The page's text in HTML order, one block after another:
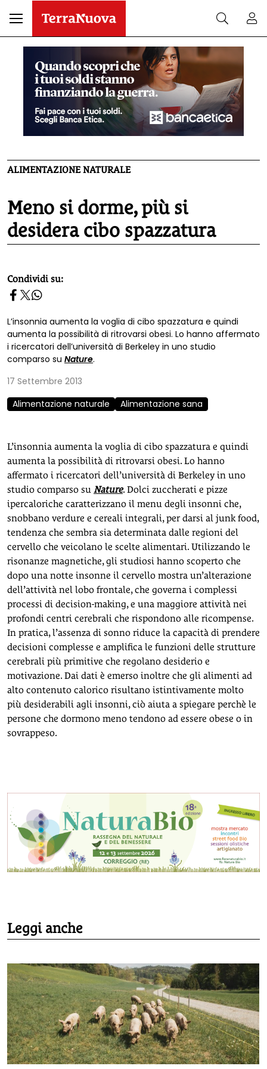
ALIMENTAZIONE NATURALE
Meno si dorme, più si
desidera cibo spazzatura
homepage h2
Condividi su:
L’insonnia aumenta la voglia di cibo spazzatura e quindi
aumenta la possibilità di ritrovarsi obesi. Lo hanno affermato
i ricercatori dell’università di Berkeley in uno studio
comparso su Nature.
17 Settembre 2013
Alimentazione naturale
Alimentazione sana
L’insonnia aumenta la voglia di cibo spazzatura e quindi
aumenta la possibilità di ritrovarsi obesi. Lo hanno
affermato i ricercatori dell’università di Berkeley in uno
studio comparso su Nature. Dolci zuccherati e pizze
ipercaloriche caratterizzano il menu degli insonni che,
snobbano verdure e cereali integrali, per darsi al junk food,
tendenza che sembra sia determinata dalle regioni del
cervello che veicolano le scelte alimentari. Utilizzando le
risonanze magnetiche, gli studiosi hanno scoperto che
dopo una notte insonne il cervello mostra un’alterazione
dell’attività nel lobo frontale, che governa i complessi
processi di decision-making, e una maggiore attività nei
profondi centri cerebrali che rispondono alle ricompense.
In pratica, l’assenza di sonno riduce la capacità di prendere
decisioni complesse e amplifica le funzioni delle strutture
cerebrali più primitive che regolano desiderio e
motivazione. Dai dati è emerso inoltre che gli alimenti ad
alto contenuto calorico risultano istintivamente molto
più desiderabili agli insonni, ciò aiuta a spiegare perchè le
persone che dormono meno tendono ad essere obese o in
sovrappeso.
Leggi anche